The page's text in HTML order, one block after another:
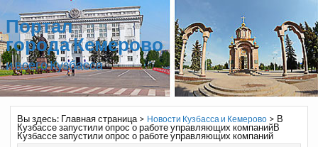
Портал
города Кемерово
и всего Кузбасса
Вы здесь: Главная страница> Новости Кузбасса и Кемерово> В
Кузбассе запустили опрос о работе управляющих компанийВ
Кузбассе запустили опрос о работе управляющих компаний